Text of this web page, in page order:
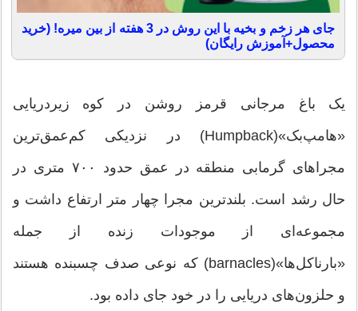
جای هر زخم و بخیه با این روش در 3 هفته از بین میره! (خرید
محصول+آموزش رایگان)
یک باغ مرجانی قرمز روشن در کوه زیردریایی
«هامپ‌بک»(Humpback) در نزدیکی کم‌عمق‌ترین
مجراهای گرمابی منطقه در عمق حدود ۷۰۰ متری در
حال رشد است. بلندترین مجرا چهار متر ارتفاع داشت و
مجموعه‌ای از موجودات زنده از جمله
«بارناکل‌ها»(barnacles) که نوعی صدف چسبنده هستند
و حلزون‌های دریایی را در خود جای داده بود.